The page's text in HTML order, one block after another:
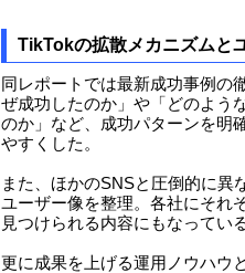
TikTokの拡散メカニズムと
同レポートでは最新成功事例の
ぜ成功したのか」や「どのよう
のか」など、成功パターンを明
やすくした。
また、ほかのSNSと圧倒的に異
ユーザー像を整理。各社にそれ
見つけられる内容にもなっている
更に成果を上げる運用ノウハウ